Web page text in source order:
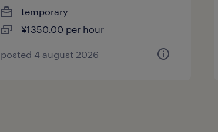
temporary
¥1350.00 per hour
posted 4 august 2026